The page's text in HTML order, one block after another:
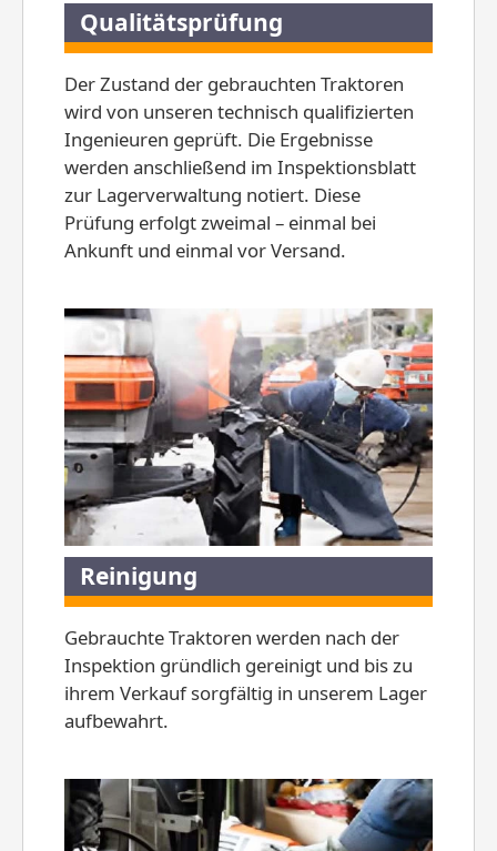
Qualitätsprüfung
Der Zustand der gebrauchten Traktoren
wird von unseren technisch qualifizierten
Ingenieuren geprüft. Die Ergebnisse
werden anschließend im Inspektionsblatt
zur Lagerverwaltung notiert. Diese
Prüfung erfolgt zweimal – einmal bei
Ankunft und einmal vor Versand.
Reinigung
Gebrauchte Traktoren werden nach der
Inspektion gründlich gereinigt und bis zu
ihrem Verkauf sorgfältig in unserem Lager
aufbewahrt.